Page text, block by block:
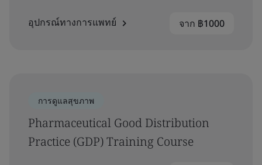
อุปกรณ์ทางการแพทย์ จาก ฿1000
การดูแลสุขภาพ
Pharmaceutical Good Distribution
Practice (GDP) Training Course